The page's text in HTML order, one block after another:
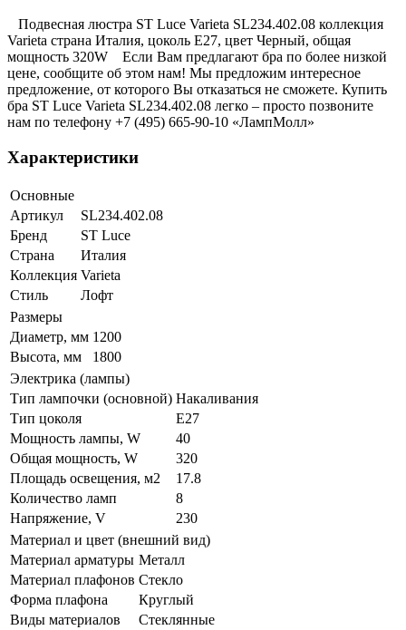
Подвесная люстра ST Luce Varieta SL234.402.08 коллекция
Varieta страна Италия, цоколь E27, цвет Черный, общая
мощность 320W Если Вам предлагают бра по более низкой
цене, сообщите об этом нам! Мы предложим интересное
предложение, от которого Вы отказаться не сможете. Купить
бра ST Luce Varieta SL234.402.08 легко – просто позвоните
нам по телефону +7 (495) 665-90-10 «ЛампМолл»
Характеристики
Основные
Артикул
SL234.402.08
Бренд
ST Luce
Страна
Италия
Коллекция Varieta
Стиль
Лофт
Размеры
Диаметр, мм 1200
Высота, мм
1800
Электрика (лампы)
Тип лампочки (основной) Накаливания
Тип цоколя
E27
Мощность лампы, W
40
Общая мощность, W
320
Площадь освещения, м2
17.8
Количество ламп
8
Напряжение, V
230
Материал и цвет (внешний вид)
Материал арматуры Металл
Материал плафонов Стекло
Форма плафона
Круглый
Виды материалов
Стеклянные